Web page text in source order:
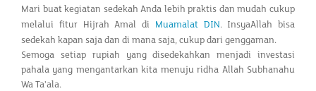
Mari buat kegiatan sedekah Anda lebih praktis dan mudah cukup
melalui fitur Hijrah Amal di Muamalat DIN. InsyaAllah bisa
sedekah kapan saja dan di mana saja, cukup dari genggaman.
Semoga setiap rupiah yang disedekahkan menjadi investasi
pahala yang mengantarkan kita menuju ridha Allah Subhanahu
Wa Ta'ala.